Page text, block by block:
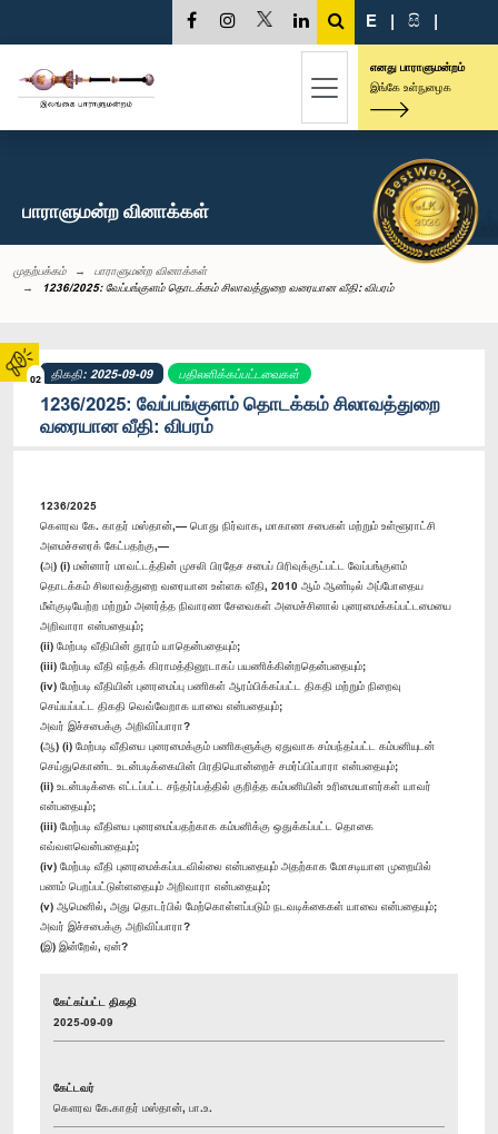
02
E | සි |
எனது பாராளுமன்றம்
இங்கே உள்நுழைக
பாராளுமன்ற வினாக்கள்
முதற்பக்கம்
பாராளுமன்ற வினாக்கள்
1236/2025: வேப்பங்குளம் தொடக்கம் சிலாவத்துறை வரையான வீதி: விபரம்
திகதி: 2025-09-09 பதிலளிக்கப்பட்டவைகள்
1236/2025: வேப்பங்குளம் தொடக்கம் சிலாவத்துறை
வரையான வீதி: விபரம்
1236/2025
கௌரவ கே. காதர் மஸ்தான்,— பொது நிர்வாக, மாகாண சபைகள் மற்றும் உள்ளூராட்சி
அமைச்சரைக் கேட்பதற்கு,—
(அ) (i) மன்னார் மாவட்டத்தின் முசலி பிரதேச சபைப் பிரிவுக்குட்பட்ட வேப்பங்குளம்
தொடக்கம் சிலாவத்துறை வரையான உள்ளக வீதி, 2010 ஆம் ஆண்டில் அப்போதைய
மீள்குடியேற்ற மற்றும் அனர்த்த நிவாரண சேவைகள் அமைச்சினால் புனரமைக்கப்பட்டமையை
அறிவாரா என்பதையும்;
(ii) மேற்படி வீதியின் தூரம் யாதென்பதையும்;
(iii) மேற்படி வீதி எந்தக் கிராமத்தினூடாகப் பயணிக்கின்றதென்பதையும்;
(iv) மேற்படி வீதியின் புனரமைப்பு பணிகள் ஆரம்பிக்கப்பட்ட திகதி மற்றும் நிறைவு
செய்யப்பட்ட திகதி வெவ்வேறாக யாவை என்பதையும்;
அவர் இச்சபைக்கு அறிவிப்பாரா?
(ஆ) (i) மேற்படி வீதியை புனரமைக்கும் பணிகளுக்கு ஏதுவாக சம்பந்தப்பட்ட கம்பனியுடன்
செய்துகொண்ட உடன்படிக்கையின் பிரதியொன்றைச் சமர்ப்பிப்பாரா என்பதையும்;
(ii) உடன்படிக்கை எட்டப்பட்ட சந்தர்ப்பத்தில் குறித்த கம்பனியின் உரிமையாளர்கள் யாவர்
என்பதையும்;
(iii) மேற்படி வீதியை புனரமைப்பதற்காக கம்பனிக்கு ஒதுக்கப்பட்ட தொகை
எவ்வளவென்பதையும்;
(iv) மேற்படி வீதி புனரமைக்கப்படவில்லை என்பதையும் அதற்காக மோசடியான முறையில்
பணம் பெறப்பட்டுள்ளதையும் அறிவாரா என்பதையும்;
(v) ஆமெனில், அது தொடர்பில் மேற்கொள்ளப்படும் நடவடிக்கைகள் யாவை என்பதையும்;
அவர் இச்சபைக்கு அறிவிப்பாரா?
(இ) இன்றேல், ஏன்?
கேட்கப்பட்ட திகதி
2025-09-09
கேட்டவர்
கௌரவ கே.காதர் மஸ்தான், பா.உ.